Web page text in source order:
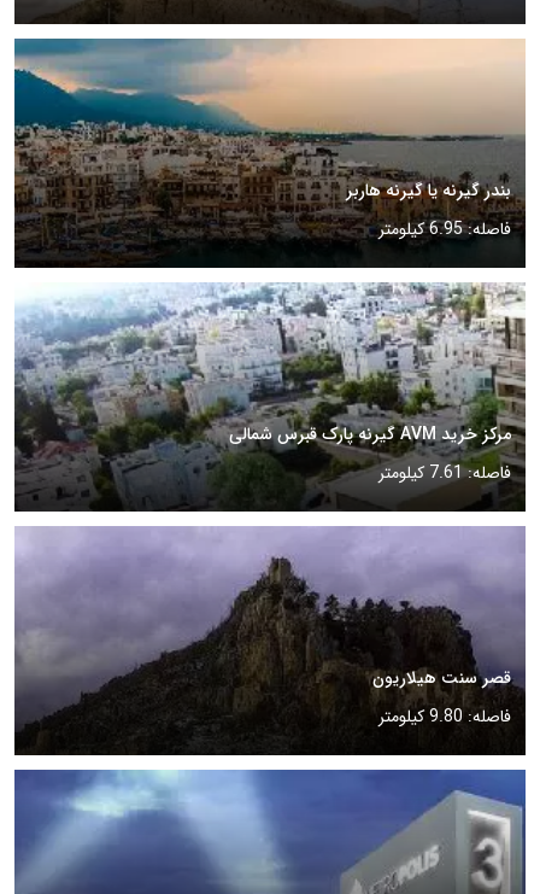
بندر گیرنه یا گیرنه هاربر
فاصله: 6.95 کیلومتر
مرکز خرید AVM گیرنه پارک قبرس شمالی
فاصله: 7.61 کیلومتر
قصر سنت هیلاریون
فاصله: 9.80 کیلومتر